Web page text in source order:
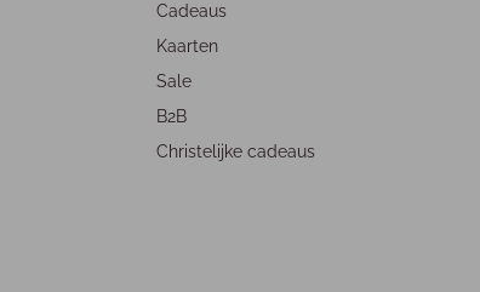
Cadeaus
Kaarten
Sale
B2B
Christelijke cadeaus